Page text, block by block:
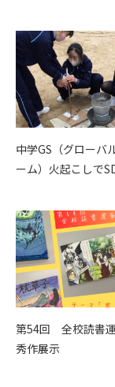
中学GS（グローバ
ーム）火起こしで
第54回 全校読書
秀作展示